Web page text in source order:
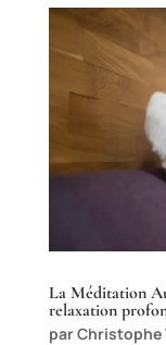
La Méditation
relaxation
parChristophe